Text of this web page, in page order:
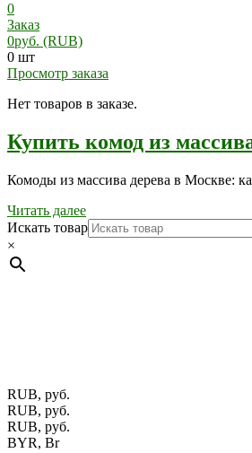
0
Заказ
0руб. (RUB)
0 шт
Просмотр заказа
Нет товаров в заказе.
Купить комод из
Комоды из массива дерева в Москве:
Читать далее
Искать товар
×
RUB, руб.
RUB, руб.
RUB, руб.
BYR, Br